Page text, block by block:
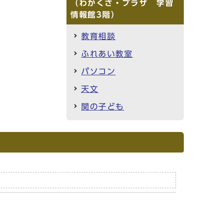
（わかくさ・プラザ 学習
情報館3階）
教育相談
ふれあい教室
パソコン
天文
関の子ども